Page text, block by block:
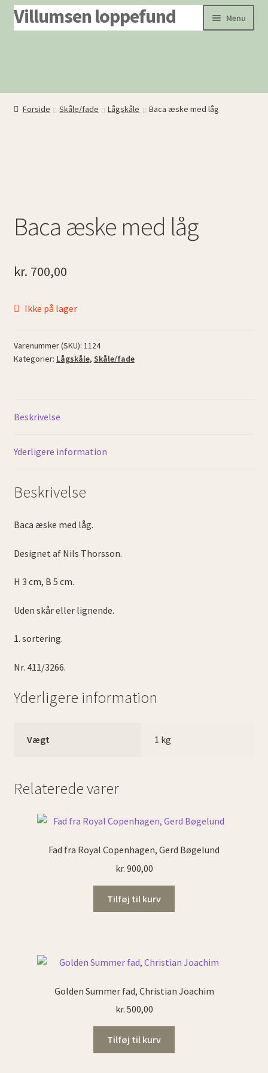
Spring
til
Spring
til
Villumsen loppefund Menu
Om os
Dødsboer ryddes
Forside Skåle/fade Lågskåle Baca æske med låg
Baca æske med låg
kr. 700,00
Ikke på lager
Varenummer (SKU): 1124
Kategorier: Lågskåle, Skåle/fade
Beskrivelse
Yderligere information
Beskrivelse
Baca æske med låg.
Designet af Nils Thorsson.
H 3 cm, B 5 cm.
Uden skår eller lignende.
1. sortering.
Nr. 411/3266.
Yderligere information
Vægt 1 kg
Relaterede varer
Fad fra Royal Copenhagen, Gerd Bøgelund
kr. 900,00
Tilføj til kurv
Golden Summer fad, Christian Joachim
kr. 500,00
Tilføj til kurv